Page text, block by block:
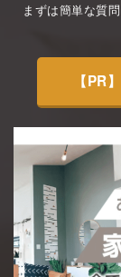
まずは簡単な質
【PR